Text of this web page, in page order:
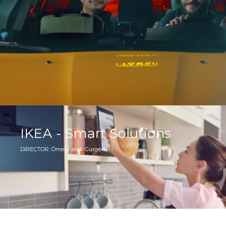
IKEA - Smart Solutions
DIRECTOR: Ömer Faruk Gürgen